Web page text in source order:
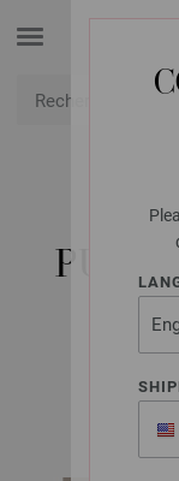
of
PULL
FILATI